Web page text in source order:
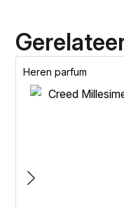
Heren parfum